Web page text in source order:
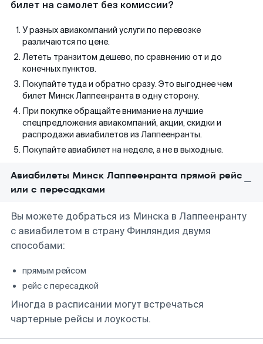
билет на самолет без комиссии?
У разных авиакомпаний услуги по перевозке
различаются по цене.
Лететь транзитом дешево, по сравнению от и до
конечных пунктов.
Покупайте туда и обратно сразу. Это выгоднее чем
билет Минск Лаппеенранта в одну сторону.
При покупке обращайте внимание на лучшие
спецпредложения авиакомпаний, акции, скидки и
распродажи авиабилетов из Лаппеенранты.
Покупайте авиабилет на неделе, а не в выходные.
Авиабилеты Минск Лаппеенранта прямой рейс
или с пересадками
Вы можете добраться из Минска в Лаппеенранту
с авиабилетом в страну Финляндия двумя
способами:
прямым рейсом
рейс с пересадкой
Иногда в расписании могут встречаться
чартерные рейсы и лоукосты.